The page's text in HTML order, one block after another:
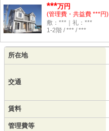
***万円
(管理費・共益費 ***円)
敷：***｜礼：***
1-2階 / *** / ***
所在地
交通
賃料
管理費等